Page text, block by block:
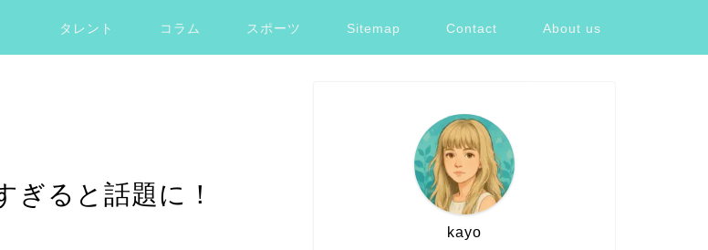
タレント コラム スポーツ Sitemap Contact About us
ぎると話題に！
kayo